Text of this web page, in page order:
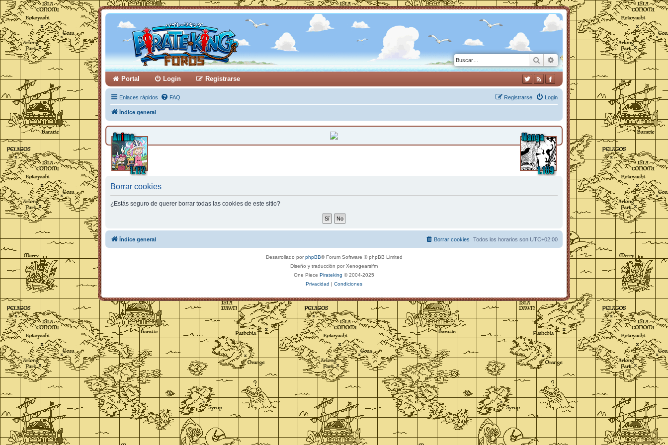
BuscarBúsqueda avanzada
Portal Login Registrarse
Enlaces rápidos FAQ Login
Registrarse
Índice general
Borrar cookies
¿Estás seguro de querer borrar todas las cookies de este sitio?
Índice general Todos los horarios son UTC+02:00
Borrar cookies
Desarrollado porphpBB® Forum Software © phpBB Limited
Diseño y traducción por Xenogearsifm
One Piece Pirateking © 2004-2025
Privacidad | Condiciones